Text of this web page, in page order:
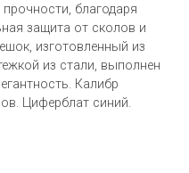
благодаря
защита от сколов и
изготовленный из
из стали, выполнен
Калибр
Циферблат синий.